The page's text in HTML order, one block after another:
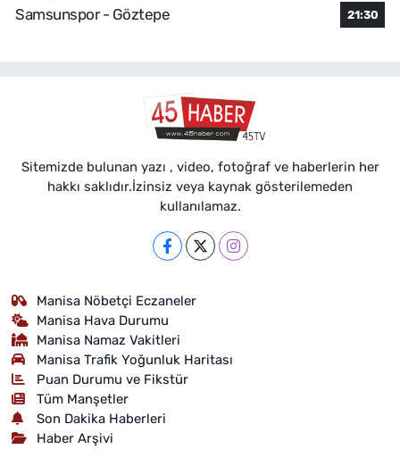
Samsunspor - Göztepe
21:30
Sitemizde bulunan yazı , video, fotoğraf ve haberlerin her
hakkı saklıdır.İzinsiz veya kaynak gösterilemeden
kullanılamaz.
Manisa Nöbetçi Eczaneler
Manisa Hava Durumu
Manisa Namaz Vakitleri
Manisa Trafik Yoğunluk Haritası
Puan Durumu ve Fikstür
Tüm Manşetler
Son Dakika Haberleri
Haber Arşivi